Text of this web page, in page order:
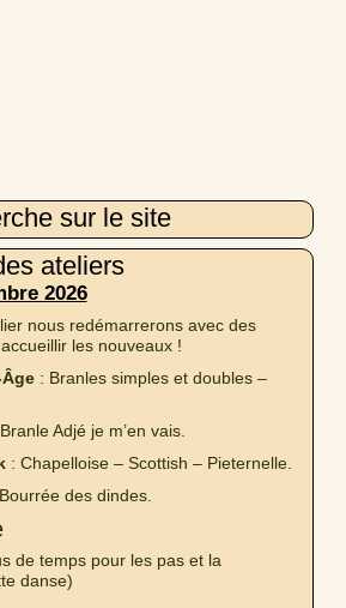
sur le site
ateliers
2026
nous redémarrerons avec des
les nouveaux !
: Branles simples et doubles –
Adjé je m’en vais.
: Chapelloise – Scottish – Pieternelle.
des dindes.
de temps pour les pas et la
danse)